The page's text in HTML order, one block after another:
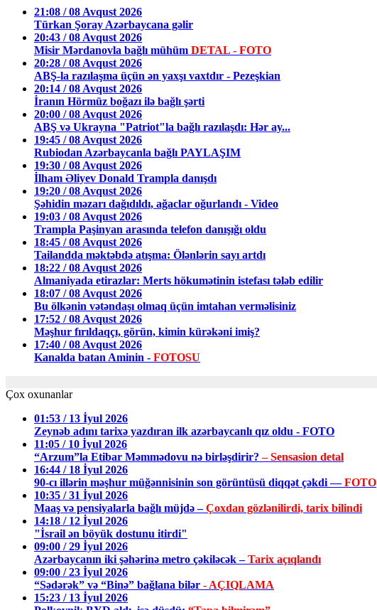
21:08 / 08 Avqust 2026
Türkan Şoray Azərbaycana gəlir
20:43 / 08 Avqust 2026
Misir Mərdanovla bağlı mühüm DETAL - FOTO
20:28 / 08 Avqust 2026
ABŞ-la razılaşma üçün ən yaxşı vaxtdır - Pezeşkian
20:14 / 08 Avqust 2026
İranın Hörmüz boğazı ilə bağlı şərti
20:00 / 08 Avqust 2026
ABŞ və Ukrayna "Patriot"la bağlı razılaşdı: Hər ay...
19:45 / 08 Avqust 2026
Rubiodan Azərbaycanla bağlı PAYLAŞIM
19:30 / 08 Avqust 2026
İlham Əliyev Donald Trampla danışdı
19:20 / 08 Avqust 2026
Şəhidin məzarı dağıdıldı, ağaclar oğurlandı - Video
19:03 / 08 Avqust 2026
Trampla Paşinyan arasında telefon danışığı oldu
18:45 / 08 Avqust 2026
Tailandda məktəbdə atışma: Ölənlərin sayı artdı
18:22 / 08 Avqust 2026
Almaniyada etirazlar: Merts hökumətinin istefası tələb edilir
18:07 / 08 Avqust 2026
Bu ölkənin vətəndaşı olmaq üçün imtahan verməlisiniz
17:52 / 08 Avqust 2026
Məşhur fırıldaqçı, görün, kimin kürəkəni imiş?
17:40 / 08 Avqust 2026
Kanalda batan Aminin - FOTOSU
Çox oxunanlar
01:53 / 13 İyul 2026
Zeynəb adını tarixə yazdıran ilk azərbaycanlı qız oldu - FOTO
11:05 / 10 İyul 2026
“Arzum”la Etibar Məmmədovu nə birləşdirir?– Sensasion detal
16:44 / 18 İyul 2026
90-cı illərin məşhur müğənnisinin son görüntüsü diqqət çəkdi —FOTO
10:35 / 31 İyul 2026
Maaş və pensiyalarla bağlı müjdə –Çoxdan gözlənilirdi, tarix bilindi
14:18 / 12 İyul 2026
"İsrail ən böyük dostunu itirdi"
09:00 / 29 İyul 2026
Azərbaycanın iki şəhərinə metro çəkiləcək –Tarix açıqlandı
09:00 / 23 İyul 2026
“Sədərək” və “Binə” bağlana bilər - AÇIQLAMA
15:23 / 13 İyul 2026